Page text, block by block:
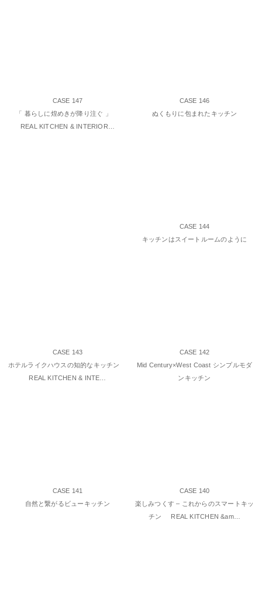
CASE 147
「 暮らしに煌めきが降り注ぐ 」
REAL KITCHEN & INTERIOR…
CASE 146
ぬくもりに包まれたキッチン
CASE 144
キッチンはスイートルームのように
CASE 143
ホテルライクハウスの知的なキッチン
REAL KITCHEN & INTE…
CASE 142
Mid Century×West Coast シンプルモダ
ンキッチン
CASE 141
自然と繋がるビューキッチン
CASE 140
楽しみつくす – これからのスマートキッ
チン REAL KITCHEN &am…